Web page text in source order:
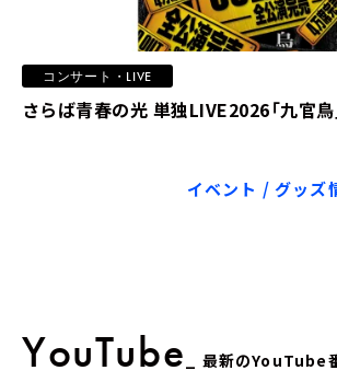
武田砂鉄 ゲスト：信田さよ子（公認心
心理士）
LIVE STREAMING
コンサート・LIVE
さらば青春の光 単独LIVE2026「九官鳥
イベント / グッズ
YouTube _ 最新のYouTube